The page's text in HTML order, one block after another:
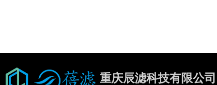
重庆辰滤科技有限公司